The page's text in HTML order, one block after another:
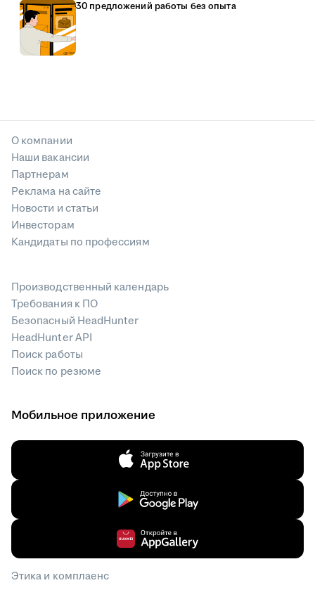
30 предложений работы без опыта
О компании
Наши вакансии
Партнерам
Реклама на сайте
Новости и статьи
Инвесторам
Кандидаты по профессиям
Производственный календарь
Требования к ПО
Безопасный HeadHunter
HeadHunter API
Поиск работы
Поиск по резюме
Мобильное приложение
Этика и комплаенс